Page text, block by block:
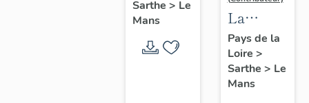
ornemaniste
Sarthe > Le
Mans
La
société
Pellier et
Frères
Pays de la
Loire >
Sarthe > Le
Mans